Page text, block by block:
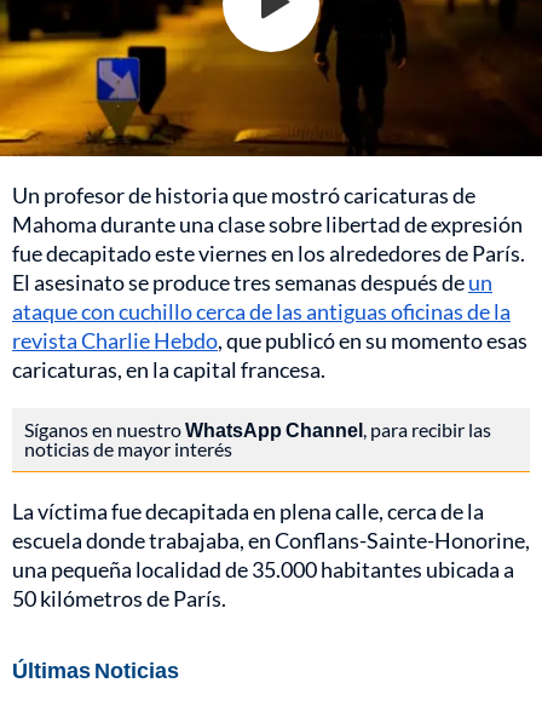
Un profesor de historia que mostró caricaturas de
Mahoma durante una clase sobre libertad de expresión
fue decapitado este viernes en los alrededores de París.
El asesinato se produce tres semanas después deun
ataque con cuchillo cerca de las antiguas oficinas de la
revista Charlie Hebdo, que publicó en su momento esas
caricaturas, en la capital francesa.
Síganos en nuestroWhatsApp Channel , para recibir las
noticias de mayor interés
La víctima fue decapitada en plena calle, cerca de la
escuela donde trabajaba, en Conflans-Sainte-Honorine,
una pequeña localidad de 35.000 habitantes ubicada a
50 kilómetros de París.
Últimas Noticias